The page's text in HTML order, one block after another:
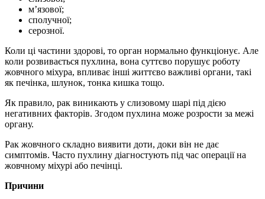
м’язової;
сполучної;
серозної.
Коли ці частини здорові, то орган нормально функціонує. Але
коли розвивається пухлина, вона суттєво порушує роботу
жовчного міхура, впливає інші життєво важливі органи, такі
як печінка, шлунок, тонка кишка тощо.
Як правило, рак виникають у слизовому шарі під дією
негативних факторів. Згодом пухлина може розрости за межі
органу.
Рак жовчного складно виявити доти, доки він не дає
симптомів. Часто пухлину діагностують під час операції на
жовчному міхурі або печінці.
Причини